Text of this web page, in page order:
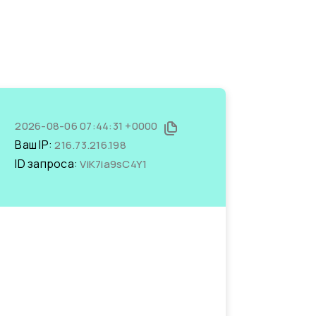
2026-08-06 07:44:31 +0000
Ваш IP:216.73.216.198
ID запроса:ViK7ia9sC4Y1